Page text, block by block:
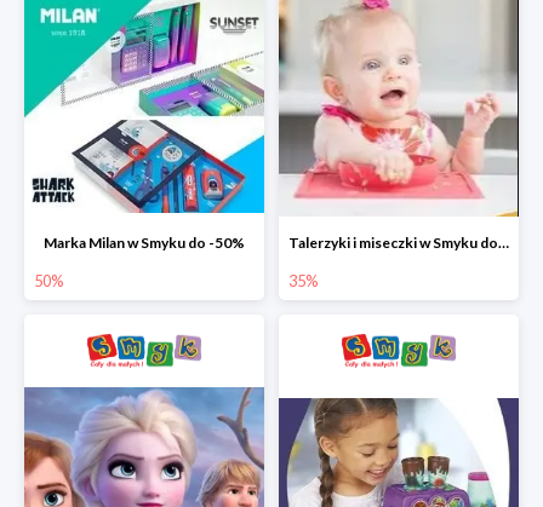
Marka Milan w Smyku do -50%
50%
Talerzyki i miseczki w Smyku do -35%
35%